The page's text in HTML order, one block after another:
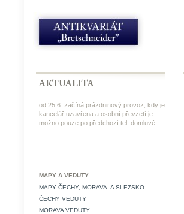
od 25.6. začíná prázdninový provoz, kdy je
kancelář uzavřena a osobní převzetí je
možno pouze po předchozí tel. domluvě
MAPY A VEDUTY
MAPY ČECHY, MORAVA, A SLEZSKO
ČECHY VEDUTY
MORAVA VEDUTY